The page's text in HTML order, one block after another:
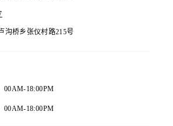
沟桥乡张仪村路215号
00AM-18:00PM
00AM-18:00PM